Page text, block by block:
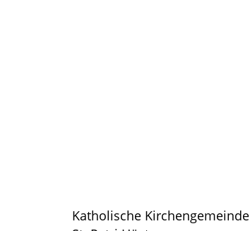
Katholische Kirchengemeinde